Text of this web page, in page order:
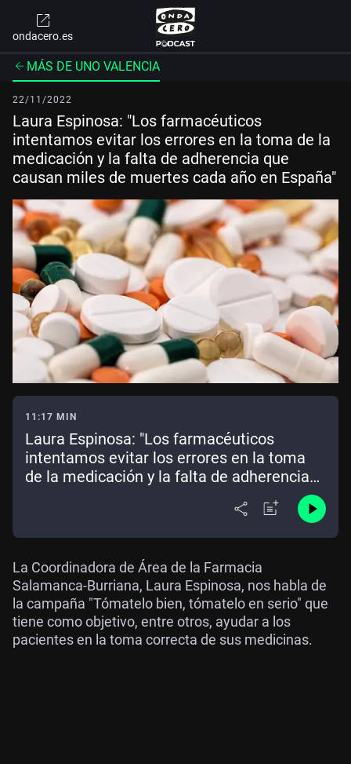
ondacero.es
MÁS DE UNO VALENCIA
22/11/2022
Laura Espinosa: "Los farmacéuticos
intentamos evitar los errores en la toma de la
medicación y la falta de adherencia que
causan miles de muertes cada año en España"
11:17 MIN
Laura Espinosa: "Los farmacéuticos
intentamos evitar los errores en la toma
de la medicación y la falta de adherencia
que causan miles de muertes cada año en
La Coordinadora de Área de la Farmacia
Salamanca-Burriana, Laura Espinosa, nos habla de
la campaña "Tómatelo bien, tómatelo en serio" que
tiene como objetivo, entre otros, ayudar a los
pacientes en la toma correcta de sus medicinas.